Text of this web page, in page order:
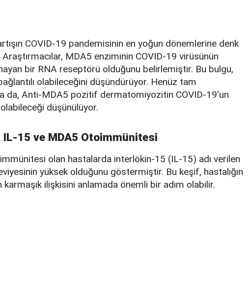
COVID-19 pandemisinin en yoğun dönemlerine denk
MDA5 enziminin COVID-19 virüsünün
bir RNA reseptörü olduğunu belirlemiştir. Bu bulgu,
olabileceğini düşündürüyor. Henüz tam
da, Anti-MDA5 pozitif dermatomiyozitin COVID-19'un
düşünülüyor.
15 ve MDA5 Otoimmünitesi
olan hastalarda interlökin-15 (IL-15) adı verilen
yüksek olduğunu göstermiştir. Bu keşif, hastalığın
karmaşık ilişkisini anlamada önemli bir adım olabilir.